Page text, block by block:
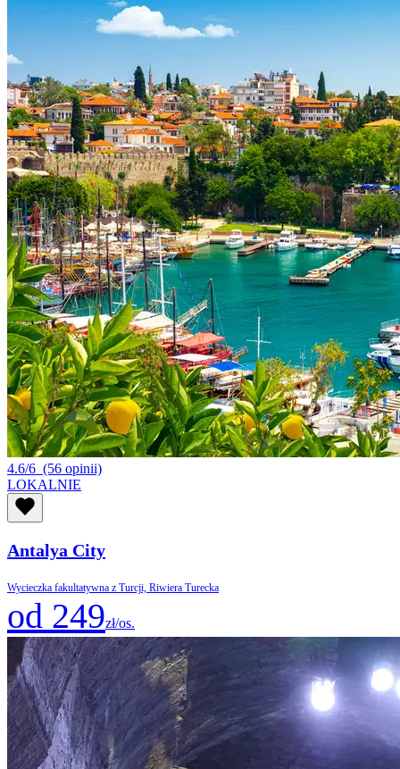
4.6/6 (56 opinii)
LOKALNIE
Antalya City
Wycieczka fakultatywna z Turcji, Riwiera Turecka
od 249zł/os.